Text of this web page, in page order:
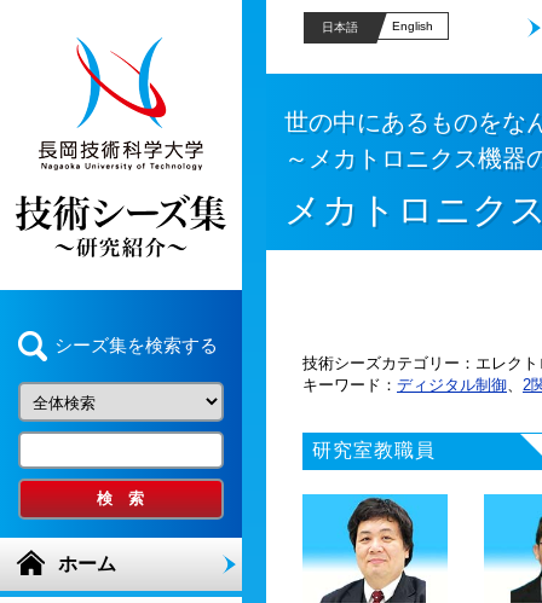
シーズ集を検索する
ホーム
日本語 English
世の中にあるものをな
～メカトロニクス機器
メカトロニク
技術シーズカテゴリー
エレク
キーワード
ディジタル制御、 2
研究室教職員